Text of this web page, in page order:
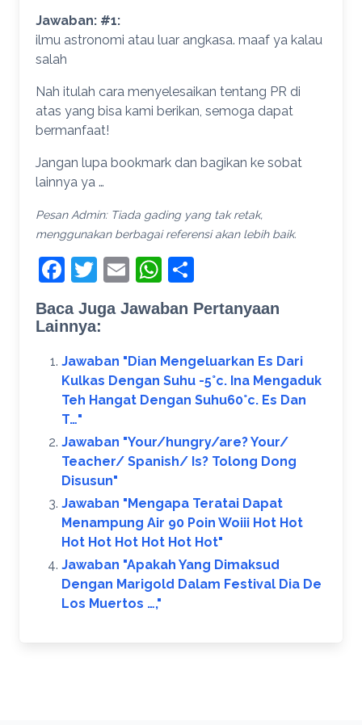
Jawaban: #1:
ilmu astronomi atau luar angkasa. maaf ya kalau
salah
Nah itulah cara menyelesaikan tentang PR di
atas yang bisa kami berikan, semoga dapat
bermanfaat!
Jangan lupa bookmark dan bagikan ke sobat
lainnya ya …
Pesan Admin: Tiada gading yang tak retak,
menggunakan berbagai referensi akan lebih baik.
Facebook
Twitter
EmailWhatsApp
Baca Juga Jawaban Pertanyaan
Lainnya:
Jawaban "Dian Mengeluarkan Es Dari
Kulkas Dengan Suhu -5°c. Ina Mengaduk
Teh Hangat Dengan Suhu60°c. Es Dan
T…"
Jawaban "Your/hungry/are? Your/
Teacher/ Spanish/ Is? Tolong Dong
Disusun​"
Jawaban "Mengapa Teratai Dapat
Menampung Air 90 Poin Woiii Hot Hot
Hot Hot Hot Hot Hot Hot​"
Jawaban "Apakah Yang Dimaksud
Dengan Marigold Dalam Festival Dia De
Los Muertos …,​"